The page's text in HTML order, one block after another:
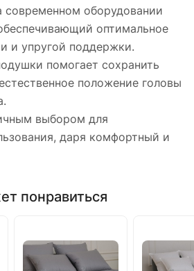
современном оборудовании
оптимальное
и упругой поддержки.
помогает сохранить
положение головы
выбором для
даря комфортный и
понравиться